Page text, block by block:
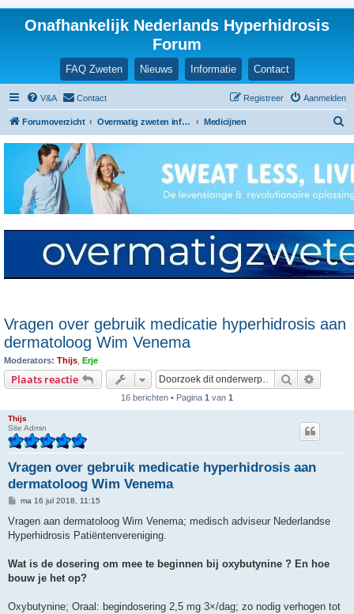
Onafhankelijk Nederlands Hyperhidrosis
Forum
FAQ Zweten Nieuws Informatie Contact
V&A Contact Aanmelden
Registreer
Forumoverzicht Overmatig zweten informatie en ervaringen Medicijnen
k
Vragen over gebruik medicatie hyperhidrosis aan
dermatoloog Wim Venema
Moderators: Thijs Erje
Plaats reactie Zoek
16 berichten • Pagina 1 van 1
Thijs
Site Admin
Vragen over gebruik medicatie hyperhidrosis aan
dermatoloog Wim Venema
B
r
c
ma 16 jul 2018, 11:15
Vragen aan dermatoloog Wim Venema; medisch adviseur Nederlandse
Hyperhidrosis Patiëntenvereniging.
Wat is de dosering om mee te beginnen bij oxybutynine ? En hoe
bouw je het op?
Oxybutynine; Oraal: begindosering 2,5 mg 3×/dag; zo nodig verhogen tot